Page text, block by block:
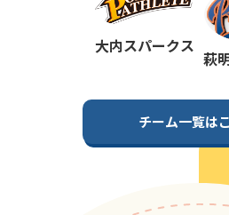
第6回 ポップアスリー
第5回 ポップアスリー
ポップアスリー
ポップアスリー
ポップアスリー
大内スパークス
萩
チーム一覧は